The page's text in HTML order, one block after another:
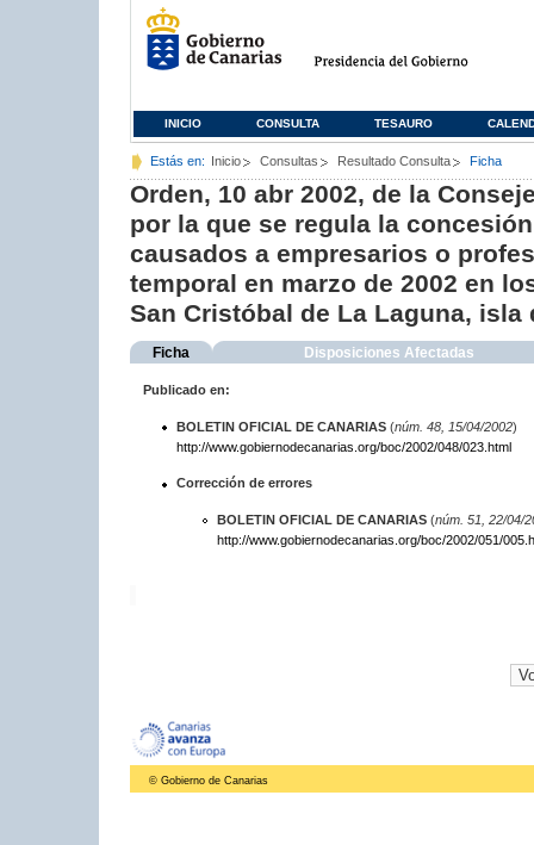
INICIO CONSULTA TESAURO
Estás en: Inicio Consultas Resultado Consulta Ficha
Orden, 10 abr 2002, de la
por la que se regula la
causados a empresarios o
temporal en marzo de 2002 en
San Cristóbal de La Laguna, isla
Ficha Disposiciones Afectadas
Publicado en:
BOLETIN OFICIAL DE CANARIAS(núm. 48, 15/04/2002)
http://www.gobiernodecanarias.org/boc/2002/048/023.html
Corrección de errores
BOLETIN OFICIAL DE CANARIAS(núm. 51, 22/04/
http://www.gobiernodecanarias.org/boc/2002/051/
© Gobierno de Canarias